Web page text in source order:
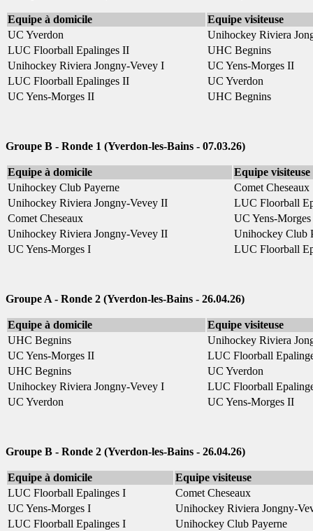
Equipe à domicile
Equipe visiteuse
UC Yverdon
Unihockey Riviera
LUC Floorball Epalinges II
UHC Begnins
Unihockey Riviera Jongny-Vevey I
UC Yens-Morges II
LUC Floorball Epalinges II
UC Yverdon
UC Yens-Morges II
UHC Begnins
Groupe B - Ronde 1 (Yverdon-les-Bains - 07.03.26)
Equipe à domicile
Equipe visiteuse
Unihockey Club Payerne
Comet Cheseaux
Unihockey Riviera Jongny-Vevey II
LUC Floorball
Comet Cheseaux
UC Yens-
Unihockey Riviera Jongny-Vevey II
Unihockey Club
UC Yens-Morges I
LUC Floorball
Groupe A - Ronde 2 (Yverdon-les-Bains - 26.04.26)
Equipe à domicile
Equipe visiteuse
UHC Begnins
Unihockey Riviera
UC Yens-Morges II
LUC Floorball
UHC Begnins
UC Yverdon
Unihockey Riviera Jongny-Vevey I
LUC Floorball
UC Yverdon
UC Yens-Morges II
Groupe B - Ronde 2 (Yverdon-les-Bains - 26.04.26)
Equipe à domicile
Equipe visiteuse
LUC Floorball Epalinges I
Comet Cheseaux
UC Yens-Morges I
Unihockey Riviera Jongny-
LUC Floorball Epalinges I
Unihockey Club Payerne